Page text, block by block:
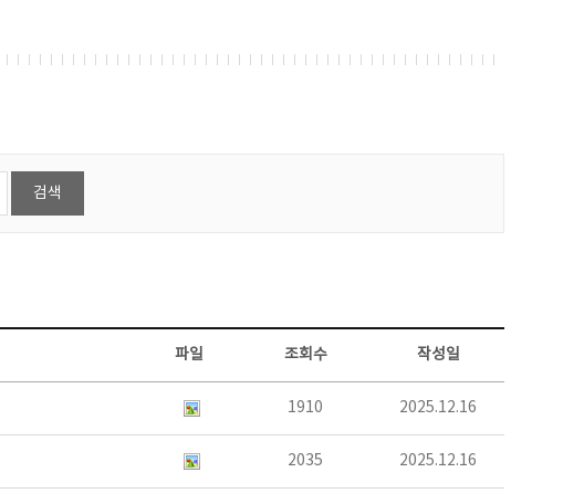
파일 조회수 작성일
1910 2025.12.16
2035 2025.12.16